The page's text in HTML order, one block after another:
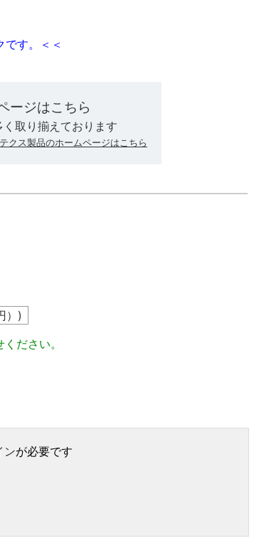
です。＜＜
ージはこちら
取り揃えております
クス製品のホームページはこちら
）)
ださい。
ンが必要です